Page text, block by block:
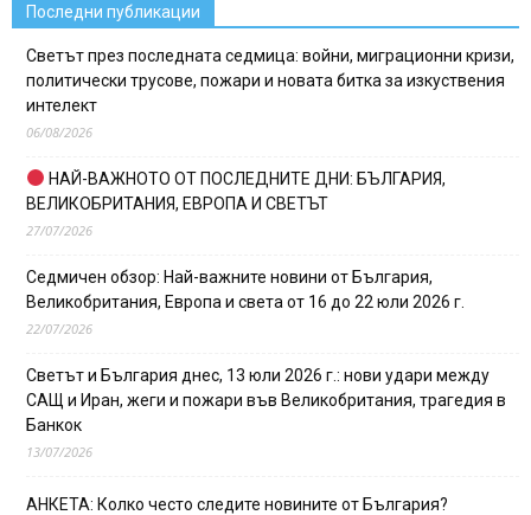
Последни публикации
Светът през последната седмица: войни, миграционни кризи,
политически трусове, пожари и новата битка за изкуствения
интелект
06/08/2026
НАЙ-ВАЖНОТО ОТ ПОСЛЕДНИТЕ ДНИ: БЪЛГАРИЯ,
ВЕЛИКОБРИТАНИЯ, ЕВРОПА И СВЕТЪТ
27/07/2026
Седмичен обзор: Най-важните новини от България,
Великобритания, Европа и света от 16 до 22 юли 2026 г.
22/07/2026
Светът и България днес, 13 юли 2026 г.: нови удари между
САЩ и Иран, жеги и пожари във Великобритания, трагедия в
Банкок
13/07/2026
АНКЕТА: Колко често следите новините от България?